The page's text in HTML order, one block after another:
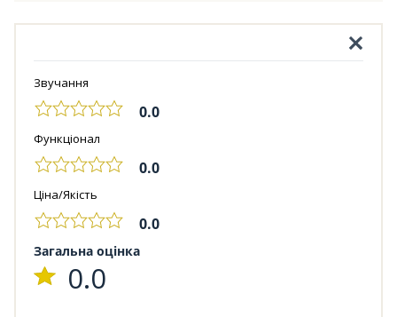
Звучання
0.0
Функціонал
0.0
Ціна/Якість
0.0
Загальна оцінка
0.0